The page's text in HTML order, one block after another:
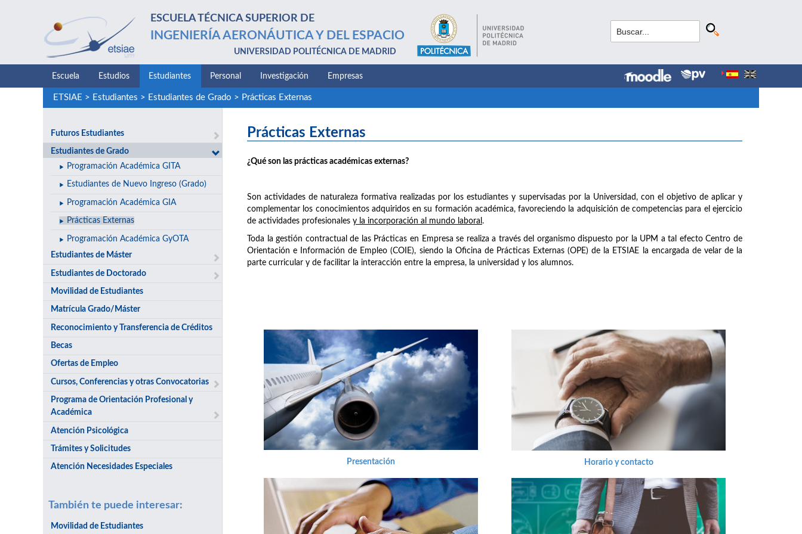
ESCUELA TÉCNICA SUPERIOR DE
INGENIERÍA AERONÁUTICA Y DEL ESPACIO
UNIVERSIDAD POLITÉCNICA DE MADRID
Escuela Estudios Estudiantes Personal Investigación Empresas
ETSIAE > Estudiantes > Estudiantes de Grado > Prácticas Externas
Futuros Estudiantes
Estudiantes de Grado
Programación Académica GITA
Estudiantes de Nuevo Ingreso (Grado)
Programación Académica GIA
Prácticas Externas
Programación Académica GyOTA
Estudiantes de Máster
Estudiantes de Doctorado
Movilidad de Estudiantes
Matrícula Grado/Máster
Reconocimiento y Transferencia de Créditos
Becas
Ofertas de Empleo
Cursos, Conferencias y otras Convocatorias
Programa de Orientación Profesional y
Académica
Atención Psicológica
Trámites y Solicitudes
Atención Necesidades Especiales
También te puede interesar:
Movilidad de Estudiantes
Prácticas Externas
¿Qué son las prácticas académicas externas?
Son actividades de naturaleza formativa realizadas por los estudiantes y supervisadas por la Universidad, con el objetivo de aplicar y
complementar los conocimientos adquiridos en su formación académica, favoreciendo la adquisición de competencias para el ejercicio
de actividades profesionales y la incorporación al mundo laboral .
Toda la gestión contractual de las Prácticas en Empresa se realiza a través del organismo dispuesto por la UPM a tal efecto Centro de
Orientación e Información de Empleo (COIE), siendo la Oficina de Prácticas Externas (OPE) de la ETSIAE la encargada de velar de la
parte curricular y de facilitar la interacción entre la empresa, la universidad y los alumnos.
Presentación Horario y contacto